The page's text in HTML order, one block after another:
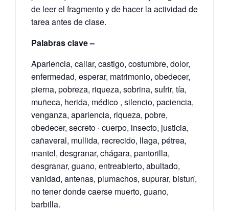
de leer el fragmento y de hacer la actividad de
tarea antes de clase.
Palabras clave –
Apariencia, callar, castigo, costumbre, dolor,
enfermedad, esperar, matrimonio, obedecer,
pierna, pobreza, riqueza, sobrina, sufrir, tía,
muñeca, herida, médico , silencio, paciencia,
venganza, apariencia, riqueza, pobre,
obedecer, secreto · cuerpo, insecto, justicia,
cañaveral, mullida, recrecido, llaga, pétrea,
mantel, desgranar, chágara, pantorilla,
desgranar, guano, entreabierto, abultado,
vanidad, antenas, plumachos, supurar, bisturí,
no tener donde caerse muerto, guano,
barbilla.